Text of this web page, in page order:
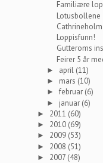
Familiære
Lotusbollene
Loppisfunn!
Gutteroms
Feirer 5 år
► april (11)
► mars (10)
►februar (6)
► januar (6)
► 2011 (60)
► 2010 (69)
► 2009 (53)
► 2008 (51)
► 2007 (48)